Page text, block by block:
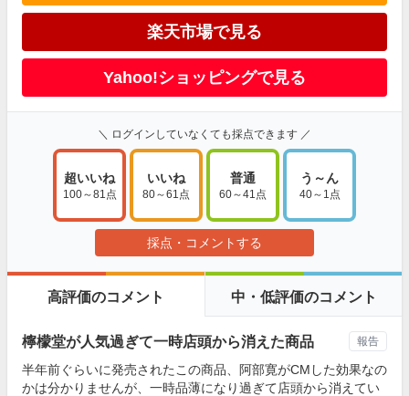
楽天市場で見る
Yahoo!ショッピングで見る
＼ ログインしていなくても採点できます ／
超いいね
100～81点
いいね
80～61点
普通
60～41点
う～ん
40～1点
採点・コメントする
高評価のコメント 中・低評価のコメント
檸檬堂が人気過ぎて一時店頭から消えた商品
半年前ぐらいに発売されたこの商品、阿部寛がCMした効果なの
かは分かりませんが、一時品薄になり過ぎて店頭から消えてい
報告